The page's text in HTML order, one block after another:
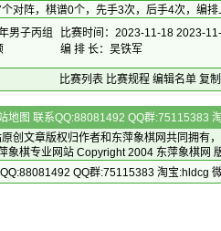
对阵，棋谱0个，先手3次，后手4次，编
男子丙组
比赛时间：2023-11-18 2023-
编 排 长：吴铁军
比赛列表 比赛规程 编辑名单 复
地图 联系QQ:88081492 QQ群:75115383
创文章版权归作者和 东萍象棋网共同拥有
象棋专业网站 Copyright 2004 东萍象棋网
QQ群:75115383 淘宝:hldcg